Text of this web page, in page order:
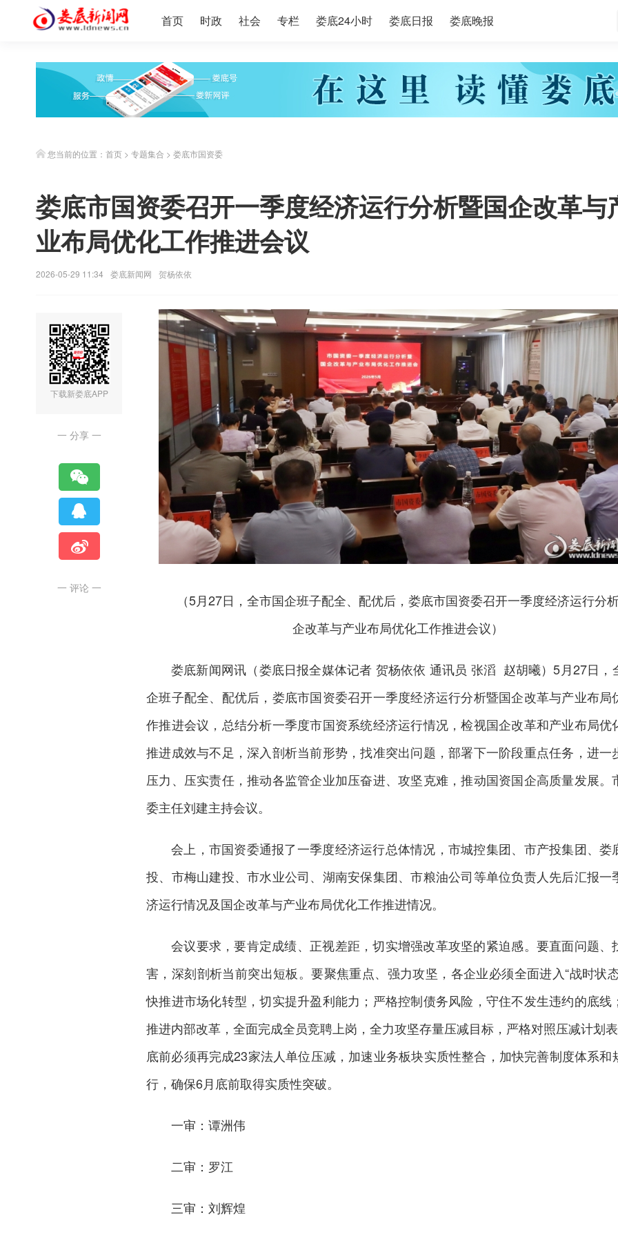
首页 时政 社会 专栏 娄底24小时 娄底日报 娄底晚报
您当前的位置： 首页 > 专题集合 > 娄底市国资委
娄底市国资委召开一季度经济运行分析暨国企改革与
业布局优化工作推进会议
2026-05-29 11:34 娄底新闻网 贺杨依依
下载新娄底APP
一 分享 一
一 评论 一
（5月27日，全市国企班子配全、配优后，娄底市国资委召开一季度经济运行分
企改革与产业布局优化工作推进会议）
娄底新闻网讯（娄底日报全媒体记者 贺杨依依 通讯员 张滔 赵胡曦）5月27日，
企班子配全、配优后，娄底市国资委召开一季度经济运行分析暨国企改革与产业布局
作推进会议，总结分析一季度市国资系统经济运行情况，检视国企改革和产业布局优
推进成效与不足，深入剖析当前形势，找准突出问题，部署下一阶段重点任务，进一
压力、压实责任，推动各监管企业加压奋进、攻坚克难，推动国资国企高质量发展。
委主任刘建主持会议。
会上，市国资委通报了一季度经济运行总体情况，市城控集团、市产投集团、娄
投、市梅山建投、市水业公司、湖南安保集团、市粮油公司等单位负责人先后汇报一
济运行情况及国企改革与产业布局优化工作推进情况。
会议要求，要肯定成绩、正视差距，切实增强改革攻坚的紧迫感。要直面问题、
害，深刻剖析当前突出短板。要聚焦重点、强力攻坚，各企业必须全面进入“战时状
快推进市场化转型，切实提升盈利能力；严格控制债务风险，守住不发生违约的底线
推进内部改革，全面完成全员竞聘上岗，全力攻坚存量压减目标，严格对照压减计划
底前必须再完成23家法人单位压减，加速业务板块实质性整合，加快完善制度体系和
行，确保6月底前取得实质性突破。
一审：谭洲伟
二审：罗江
三审：刘辉煌